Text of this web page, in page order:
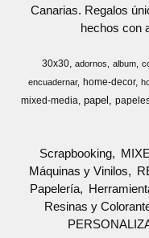
Canarias. Regalos
hechos con
30x30 adornos album
encuadernar
home-decor
mixed-media papel
Scrapbooking
Máquinas y Vinilos
Papelería
Resinas y